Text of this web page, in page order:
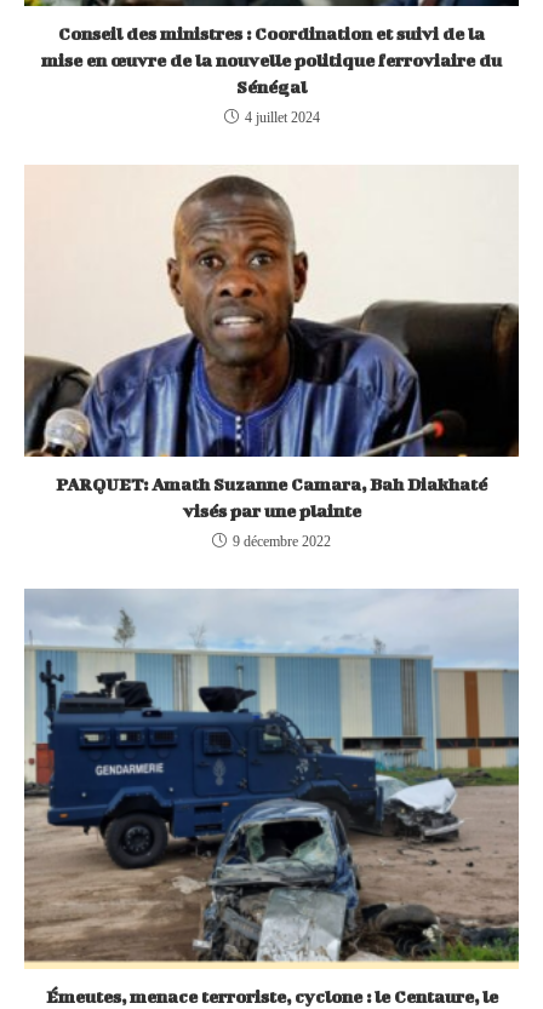
Conseil des ministres : Coordination et suivi de la
mise en œuvre de la nouvelle politique ferroviaire du
Sénégal
4 juillet 2024
PARQUET: Amath Suzanne Camara, Bah Diakhaté
visés par une plainte
9 décembre 2022
Émeutes, menace terroriste, cyclone : le Centaure, le